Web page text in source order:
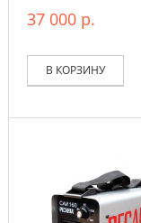
37 000 р.
В КОРЗИНУ